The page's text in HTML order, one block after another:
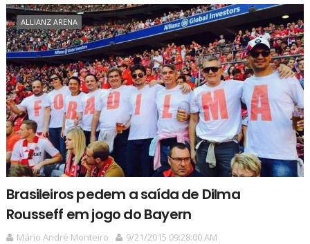
ALLIANZ ARENA
Brasileiros pedem a saída de Dilma
Rousseff em jogo do Bayern
Mário André Monteiro
9/21/2015 09:28:00 AM